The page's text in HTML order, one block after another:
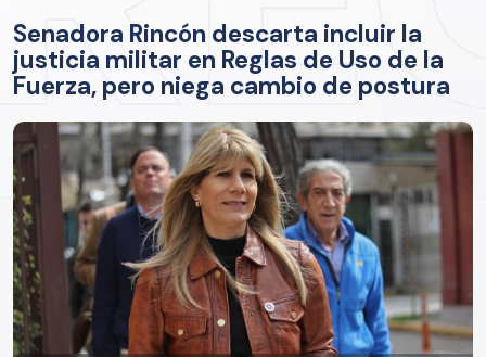
Senadora Rincón descarta incluir la
justicia militar en Reglas de Uso de la
Fuerza, pero niega cambio de postura